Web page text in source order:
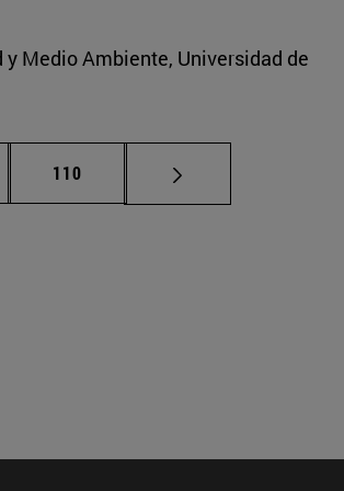
Medio Ambiente, Universidad de
intermedias Use TAB para desplazarse.
Página
110